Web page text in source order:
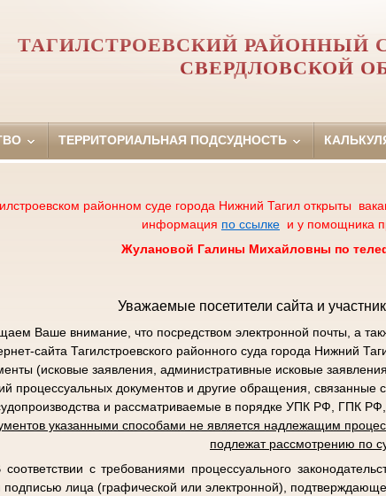
ТАГИЛСТРОЕВСКИЙ РАЙОННЫЙ
СВЕРДЛОВСКОЙ
ТЕРРИТОРИАЛЬНАЯ ПОДСУДНОСТЬ
районном суде города Нижний Тагил открыты
информация по ссылке и у помощника
Жулановой Галины Михайловны по
Уважаемые посетители сайта и
Ваше внимание, что посредством электронной почты, а
сайта Тагилстроевского районного суда города Нижний
(исковые заявления, административные исковые
процессуальных документов и другие обращения, связанные
и рассматриваемые в порядке УПК РФ, ГПК
указанными способами не является надлежащим
подлежат рассмотрению по
соответствии с требованиями процессуального
подписью лица (графической или электронной),